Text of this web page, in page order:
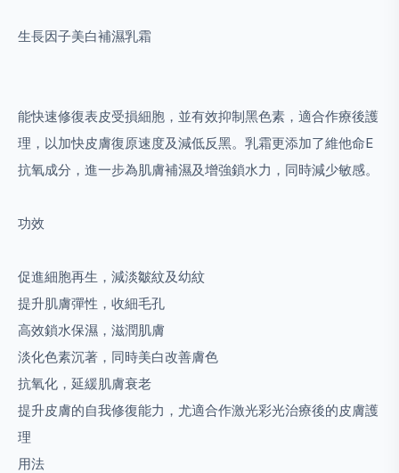
生長因子美白補濕乳霜
能快速修復表皮受損細胞，並有效抑制黑色素，適合作療後護
理，以加快皮膚復原速度及減低反黑。乳霜更添加了維他命E
抗氧成分，進一步為肌膚補濕及增強鎖水力，同時減少敏感。
功效
促進細胞再生，減淡皺紋及幼紋
提升肌膚彈性，收細毛孔
高效鎖水保濕，滋潤肌膚
淡化色素沉著，同時美白改善膚色
抗氧化，延緩肌膚衰老
提升皮膚的自我修復能力，尤適合作激光彩光治療後的皮膚護
理
用法